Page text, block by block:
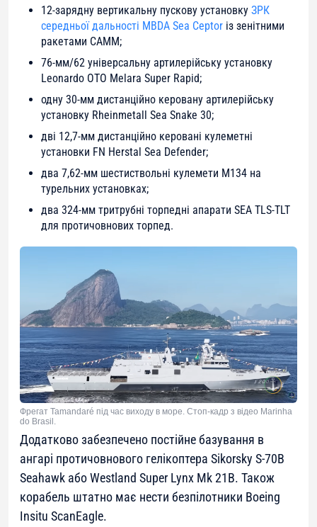
12-зарядну вертикальну пускову установку ЗРК
середньої дальності MBDA Sea Ceptor із зенітними
ракетами CAMM;
76-мм/62 універсальну артилерійську установку
Leonardo OTO Melara Super Rapid;
одну 30-мм дистанційно керовану артилерійську
установку Rheinmetall Sea Snake 30;
дві 12,7-мм дистанційно керовані кулеметні
установки FN Herstal Sea Defender;
два 7,62-мм шестиствольні кулемети M134 на
турельних установках;
два 324-мм тритрубні торпедні апарати SEA TLS-TLT
для протичовнових торпед.
Фрегат Tamandaré під час виходу в море. Стоп-кадр з відео Marinha
do Brasil.
Додатково забезпечено постійне базування в
ангарі протичовнового гелікоптера Sikorsky S-70B
Seahawk або Westland Super Lynx Mk 21B. Також
корабель штатно має нести безпілотники Boeing
Insitu ScanEagle.